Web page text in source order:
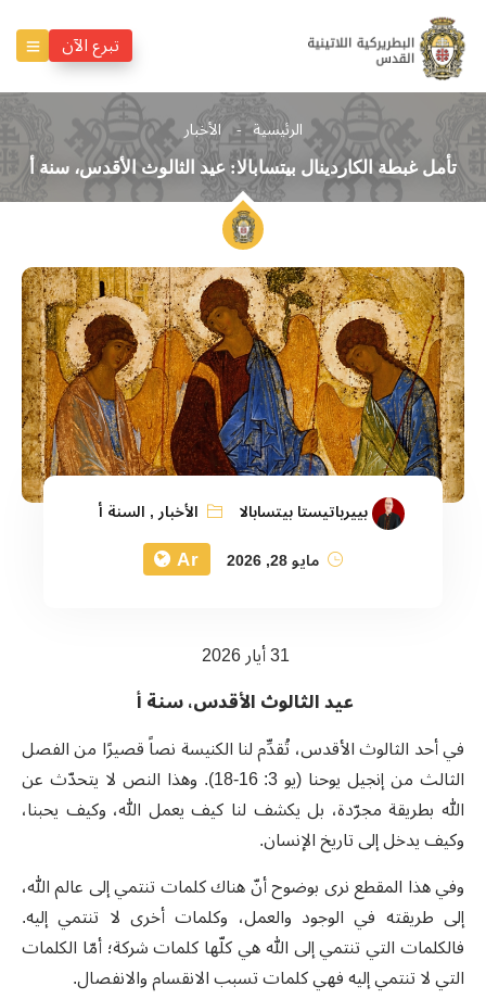
تبرع الآن
الرئيسية الأخبار
تأمل غبطة الكاردينال بيتسابالا: عيد الثالوث الأقدس، سنة أ
بييرباتيستا بيتسابالا الأخبار, السنة أ
مايو 28, 2026
Ar
31 أيار 2026
عيد الثالوث الأقدس، سنة أ
في أحد الثالوث الأقدس، تُقدِّم لنا الكنيسة نصاً قصيرًا من الفصل
الثالث من إنجيل يوحنا (يو 3: 16-18). وهذا النص لا يتحدّث عن
الله بطريقة مجرّدة، بل يكشف لنا كيف يعمل الله، وكيف يحبنا،
وكيف يدخل إلى تاريخ الإنسان.
وفي هذا المقطع نرى بوضوح أنّ هناك كلمات تنتمي إلى عالم الله،
إلى طريقته في الوجود والعمل، وكلمات أخرى لا تنتمي إليه.
فالكلمات التي تنتمي إلى الله هي كلّها كلمات شركة؛ أمّا الكلمات
التي لا تنتمي إليه فهي كلمات تسبب الانقسام والانفصال.